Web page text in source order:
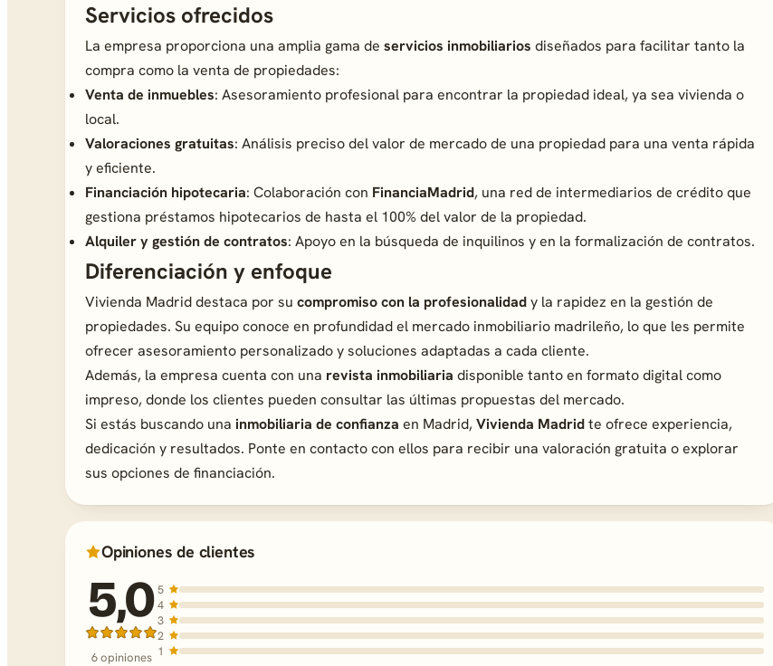
Servicios ofrecidos
La empresa proporciona una amplia gama de servicios inmobiliarios diseñados para facilitar tanto la
compra como la venta de propiedades:
Venta de inmuebles: Asesoramiento profesional para encontrar la propiedad ideal, ya sea vivienda o
local.
Valoraciones gratuitas: Análisis preciso del valor de mercado de una propiedad para una venta rápida
y eficiente.
Financiación hipotecaria: Colaboración con FinanciaMadrid, una red de intermediarios de crédito que
gestiona préstamos hipotecarios de hasta el 100% del valor de la propiedad.
Alquiler y gestión de contratos: Apoyo en la búsqueda de inquilinos y en la formalización de contratos.
Diferenciación y enfoque
Vivienda Madrid destaca por su compromiso con la profesionalidady la rapidez en la gestión de
propiedades. Su equipo conoce en profundidad el mercado inmobiliario madrileño, lo que les permite
ofrecer asesoramiento personalizado y soluciones adaptadas a cada cliente.
Además, la empresa cuenta con una revista inmobiliaria disponible tanto en formato digital como
impreso, donde los clientes pueden consultar las últimas propuestas del mercado.
Si estás buscando una inmobiliaria de confianza en Madrid,Vivienda Madridte ofrece experiencia,
dedicación y resultados. Ponte en contacto con ellos para recibir una valoración gratuita o explorar
sus opciones de financiación.
Opiniones de clientes
5,0
6 opiniones
5
4
3
2
1